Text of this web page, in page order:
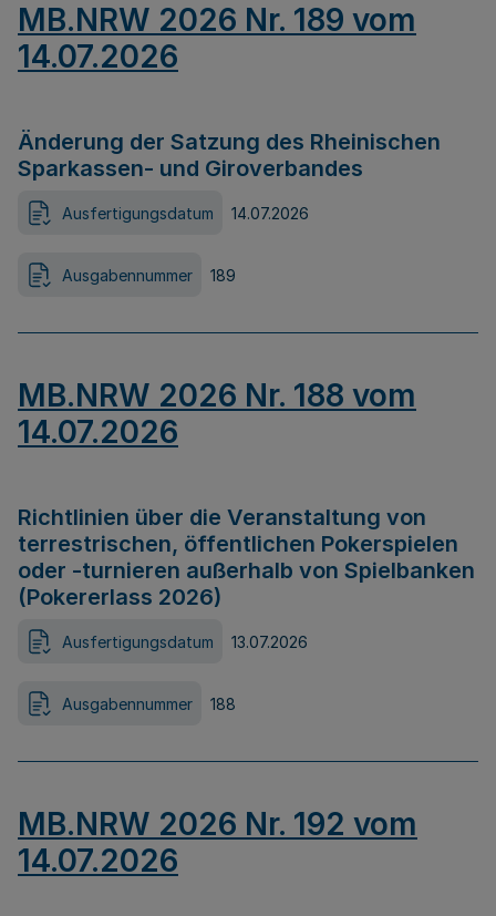
MB.NRW 2026 Nr. 189 vom
14.07.2026
Änderung der Satzung des Rheinischen
Sparkassen- und Giroverbandes
Ausfertigungsdatum 14.07.2026
Ausgabennummer 189
MB.NRW 2026 Nr. 188 vom
14.07.2026
Richtlinien über die Veranstaltung von
terrestrischen, öffentlichen Pokerspielen
oder -turnieren außerhalb von Spielbanken
(Pokererlass 2026)
Ausfertigungsdatum 13.07.2026
Ausgabennummer 188
MB.NRW 2026 Nr. 192 vom
14.07.2026